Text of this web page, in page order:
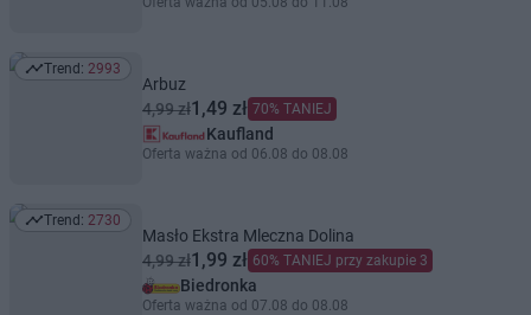
Trend: 2993
Trend: 2993
Arbuz
4,99 zł1,49 zł 70% TANIEJ
Kaufland
Oferta ważna od 06.08 do 08.08
Trend: 2730
Trend: 2730
Masło Ekstra Mleczna Dolina
4,99 zł1,99 zł 60% TANIEJ przy zakupie 3
Biedronka
Oferta ważna od 07.08 do 08.08